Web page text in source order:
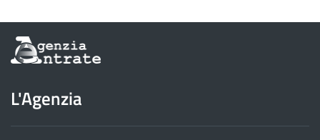
Informazioni
sul
dell'Agenzia
delle
Entrate
L'Agenzia